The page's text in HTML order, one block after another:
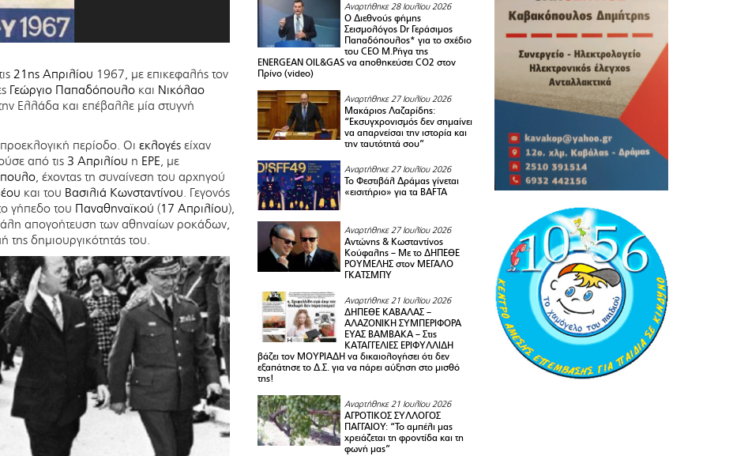
21ης Απριλίου 1967, με επικεφαλής τον
Γεώργιο Παπαδόπουλο και Νικόλαο
Ελλάδα και επέβαλλε μία στυγνή
περίοδο. Οι εκλογές είχαν
από τις 3 Απριλίου η ΕΡΕ, με
, έχοντας τη συναίνεση του αρχηγού
και του Βασιλιά Κωνσταντίνου. Γεγονός
γήπεδο του Παναθηναϊκού (17 Απριλίου),
απογοήτευση των αθηναίων ροκάδων,
δημιουργικότητάς του.
Αναρτήθηκε 28 Ιουλίου 2026
Ο Διεθνούς φήμης
Σεισμολόγος Dr Γεράσιμος
Παπαδόπουλος* για το σχέδιο
του CEO M.Ρήγα της
ENERGEAN OIL&GAS να αποθηκεύσει CO2 στον
Πρίνο (video)
Αναρτήθηκε 27 Ιουλίου 2026
Μακάριος Λαζαρίδης:
“Εκσυγχρονισμός δεν σημαίνει
να απαρνείσαι την ιστορία και
την ταυτότητά σου”
Αναρτήθηκε 27 Ιουλίου 2026
Το Φεστιβάλ Δράμας γίνεται
«εισιτήριο» για τα BAFTA
Αναρτήθηκε 27 Ιουλίου 2026
Αντώνης & Κωσταντίνος
Κούφαλης – Με το ΔΗΠΕΘΕ
ΡΟΥΜΕΛΗΣ στον ΜΕΓΑΛΟ
ΓΚΑΤΣΜΠΥ
Αναρτήθηκε 21 Ιουλίου 2026
ΔΗΠΕΘΕ ΚΑΒΑΛΑΣ –
ΑΛΑΖΟΝΙΚΗ ΣΥΜΠΕΡΙΦΟΡΑ
ΕΥΑΣ ΒΑΜΒΑΚΑ – Στις
ΚΑΤΑΓΓΕΛΙΕΣ ΕΡΙΦΥΛΛΙΔΗ
βάζει τον ΜΟΥΡΙΑΔΗ να δικαιολογήσει ότι δεν
εξαπάτησε το Δ.Σ. για να πάρει αύξηση στο μισθό
της!
Αναρτήθηκε 21 Ιουλίου 2026
ΑΓΡΟΤΙΚΟΣ ΣΥΛΛΟΓΟΣ
ΠΑΓΓΑΙΟY: “Το αμπέλι μας
χρειάζεται τη φροντίδα και τη
φωνή μας”